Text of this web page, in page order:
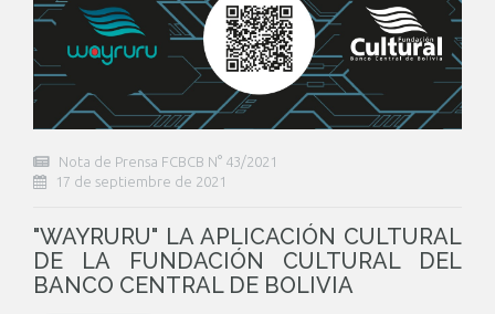
Nota de Prensa FCBCB N° 43/2021
17 de septiembre de 2021
"WAYRURU" LA APLICACIÓN CULTURAL
DE LA FUNDACIÓN CULTURAL DEL
BANCO CENTRAL DE BOLIVIA